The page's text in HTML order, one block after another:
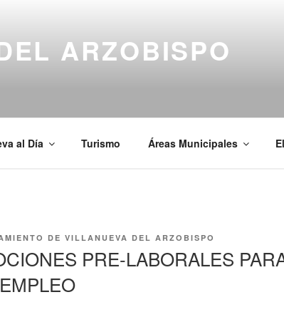
ARZOBISPO
al Día Turismo Áreas Municipales
DE VILLANUEVA DEL ARZOBISPO
PRE-LABORALES